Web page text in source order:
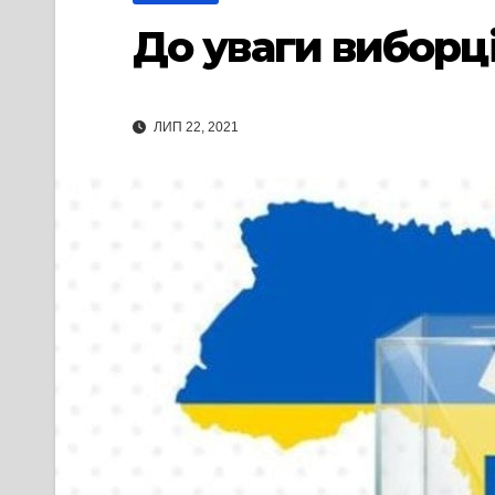
До уваги
ЛИП 22, 2021